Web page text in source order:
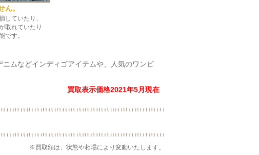
ん。
していたり、
取れていたり
です。
ムなどインディゴアイテムや、人気のワンピ
買取表示価格2021年5月現在
※買取額は、状態や相場により変動いたします。